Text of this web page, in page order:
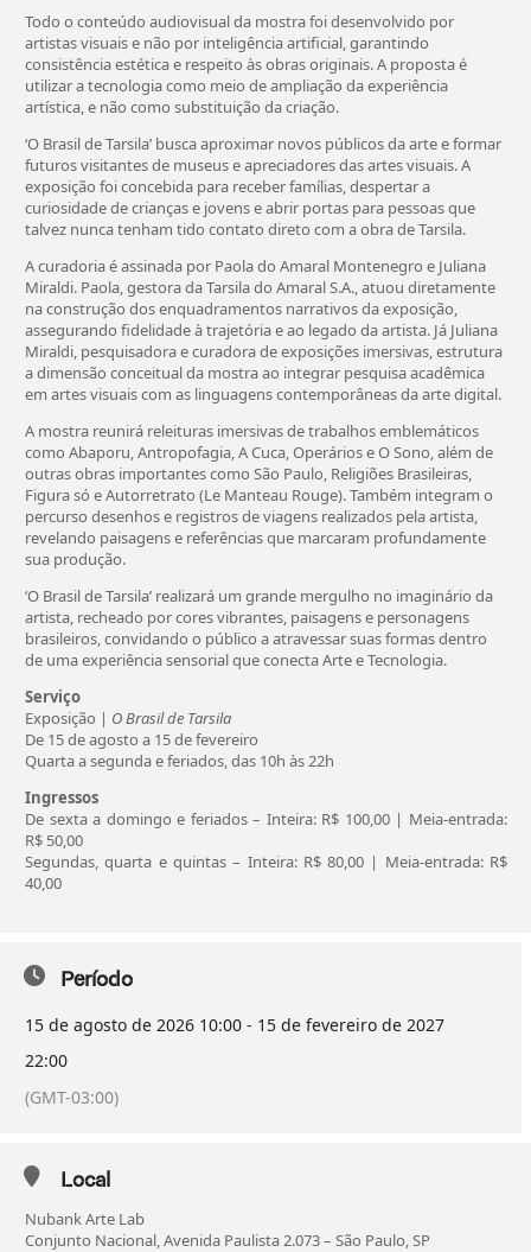
Todo o conteúdo audiovisual da mostra foi desenvolvido por
artistas visuais e não por inteligência artificial, garantindo
consistência estética e respeito às obras originais. A proposta é
utilizar a tecnologia como meio de ampliação da experiência
artística, e não como substituição da criação.
‘O Brasil de Tarsila’ busca aproximar novos públicos da arte e formar
futuros visitantes de museus e apreciadores das artes visuais. A
exposição foi concebida para receber famílias, despertar a
curiosidade de crianças e jovens e abrir portas para pessoas que
talvez nunca tenham tido contato direto com a obra de Tarsila.
A curadoria é assinada por Paola do Amaral Montenegro e Juliana
Miraldi. Paola, gestora da Tarsila do Amaral S.A., atuou diretamente
na construção dos enquadramentos narrativos da exposição,
assegurando fidelidade à trajetória e ao legado da artista. Já Juliana
Miraldi, pesquisadora e curadora de exposições imersivas, estrutura
a dimensão conceitual da mostra ao integrar pesquisa acadêmica
em artes visuais com as linguagens contemporâneas da arte digital.
A mostra reunirá releituras imersivas de trabalhos emblemáticos
como Abaporu, Antropofagia, A Cuca, Operários e O Sono, além de
outras obras importantes como São Paulo, Religiões Brasileiras,
Figura só e Autorretrato (Le Manteau Rouge). Também integram o
percurso desenhos e registros de viagens realizados pela artista,
revelando paisagens e referências que marcaram profundamente
sua produção.
‘O Brasil de Tarsila’ realizará um grande mergulho no imaginário da
artista, recheado por cores vibrantes, paisagens e personagens
brasileiros, convidando o público a atravessar suas formas dentro
de uma experiência sensorial que conecta Arte e Tecnologia.
Serviço
Exposição | O Brasil de Tarsila
De 15 de agosto a 15 de fevereiro
Quarta a segunda e feriados, das 10h às 22h
Ingressos
De sexta a domingo e feriados – Inteira: R$ 100,00 | Meia-entrada:
R$ 50,00
Segundas, quarta e quintas – Inteira: R$ 80,00 | Meia-entrada: R$
40,00
Período
15 de agosto de 2026 10:00 - 15 de fevereiro de 2027
22:00
(GMT-03:00)
Local
Nubank Arte Lab
Conjunto Nacional, Avenida Paulista 2.073 – São Paulo, SP